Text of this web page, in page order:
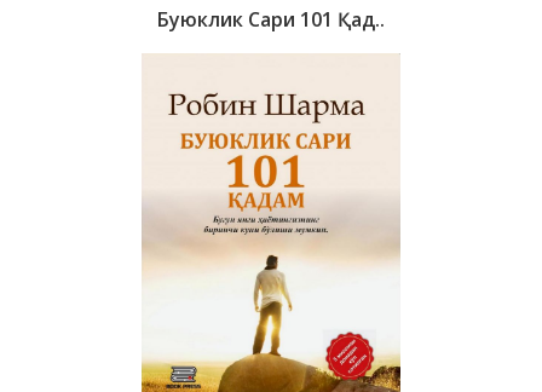
Буюклик Сари 101 Қад..